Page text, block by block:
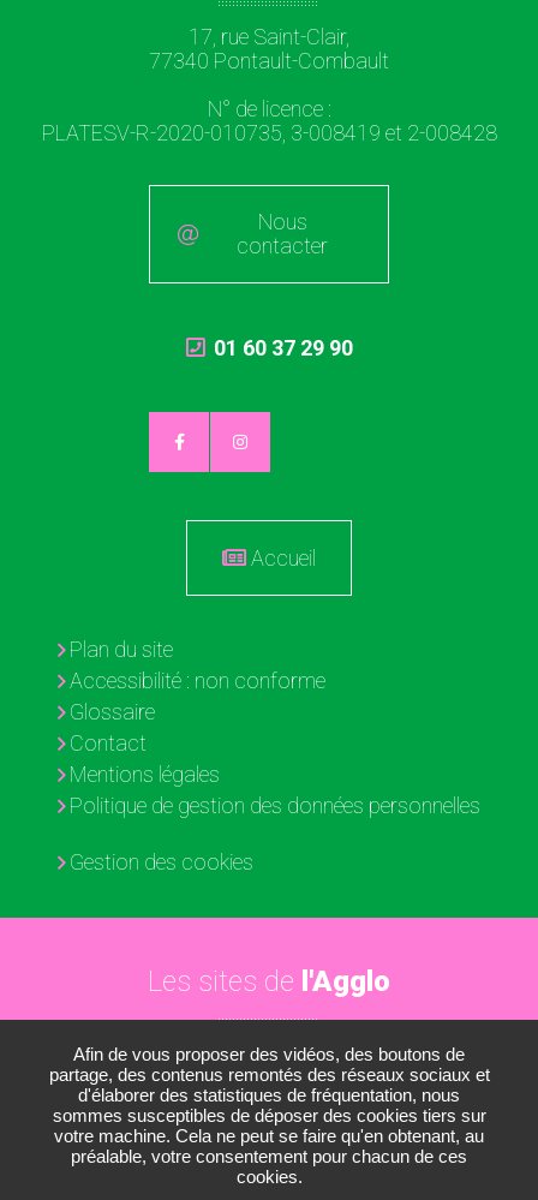
Afin de vous proposer des vidéos, des boutons de
partage, des contenus remontés des réseaux sociaux et
d'élaborer des statistiques de fréquentation, nous
sommes susceptibles de déposer des cookies tiers sur
votre machine. Cela ne peut se faire qu'en obtenant, au
préalable, votre consentement pour chacun de ces
cookies.
17, rue Saint-Clair,
77340 Pontault-Combault
N° de licence :
PLATESV-R-2020-010735, 3-008419 et 2-008428
Nous
contacter
01 60 37 29 90
Accueil
Plan du site
Accessibilité : non conforme
Glossaire
Contact
Mentions légales
Politique de gestion des données personnelles
Gestion des cookies
Les sites de l'Agglo
Paris - Vallée de la Marne
Les médiathèques
Les conservatoires
Le Nautil